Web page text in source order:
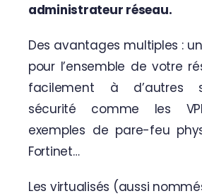
administrateur réseau.
Des avantages multiples :
pour l’ensemble de votre
facilement à d’autres
sécurité comme les
exemples de pare-feu
Fortinet…
Les virtualisés (aussi